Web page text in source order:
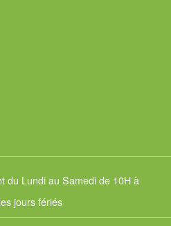
du Lundi au Samedi de 10H à
jours fériés